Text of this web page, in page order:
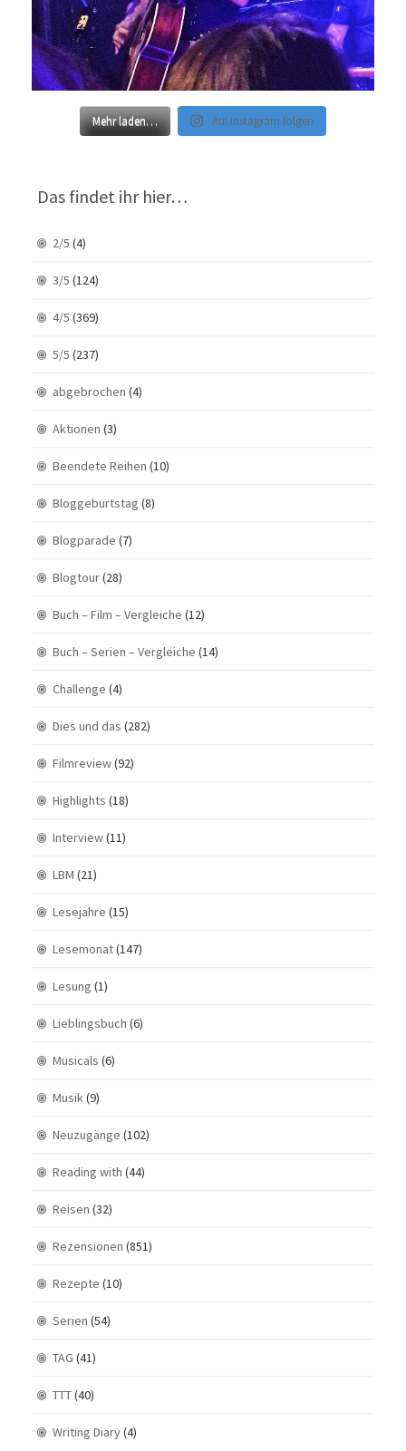
Mehr laden… Auf Instagram folgen
Das findet ihr hier…
2/5 (4)
3/5 (124)
4/5 (369)
5/5 (237)
abgebrochen (4)
Aktionen (3)
Beendete Reihen (10)
Bloggeburtstag (8)
Blogparade (7)
Blogtour(28)
Buch – Film – Vergleiche (12)
Buch – Serien – Vergleiche (14)
Challenge (4)
Dies und das (282)
Filmreview(92)
Highlights (18)
Interview(11)
LBM (21)
Lesejahre (15)
Lesemonat(147)
Lesung (1)
Lieblingsbuch (6)
Musicals (6)
Musik(9)
Neuzugänge (102)
Reading with (44)
Reisen (32)
Rezensionen (851)
Rezepte (10)
Serien (54)
TAG (41)
TTT(40)
Writing Diary(4)